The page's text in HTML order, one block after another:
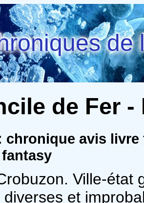
de
de Fer
chronique avis
Ville-état
diverses et